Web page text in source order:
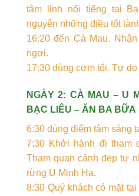
tâm linh nổi tiếng tại
nguyện những điều tốt
16:20 đến Cà Mau.
ngơi.
17:30 dùng cơm tối. Tự do
NGÀY 2: CÀ MAU – U
BẠC LIÊU – ĂN BA BỮA
6:30 dùng điểm tâm sáng
7:30 Khởi hành đi tham
Tham quan cảnh đẹp tự
rừng U Minh Hạ.
8:30 Quý khách có mặt